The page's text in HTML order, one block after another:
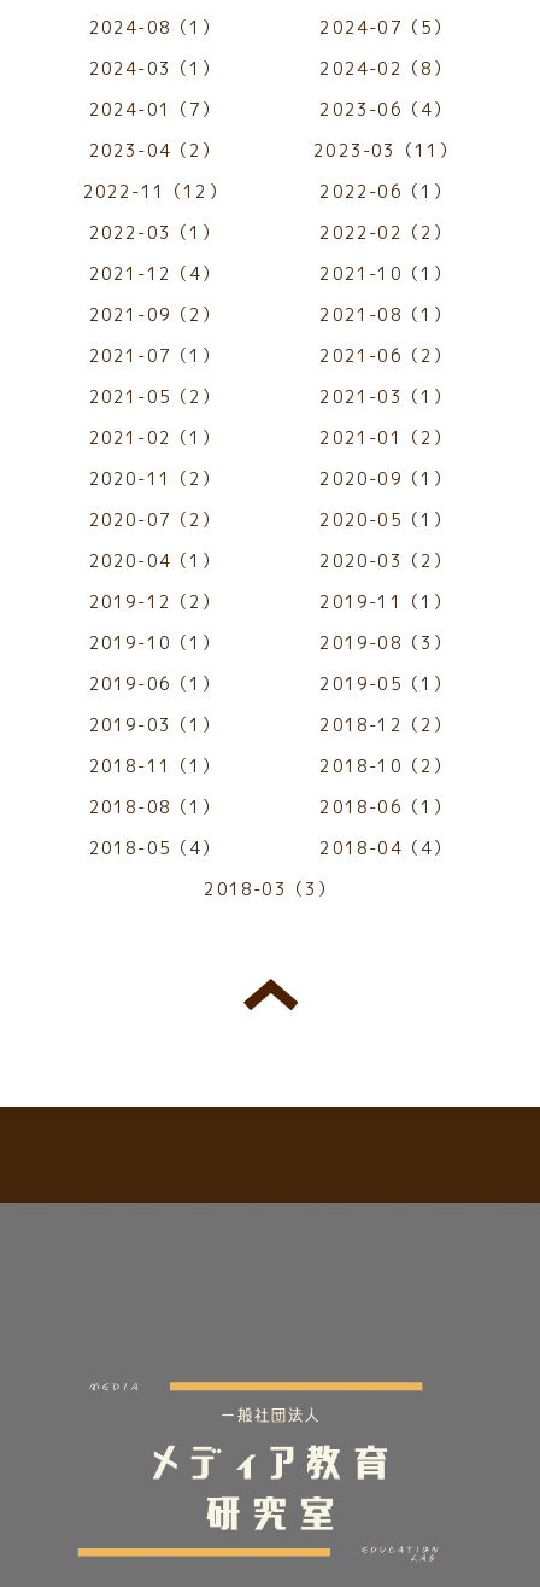
2024-08（1）
2024-07（5）
2024-03（1）
2024-02（8）
2024-01（7）
2023-06（4）
2023-04（2）
2023-03（11）
2022-11（12）
2022-06（1）
2022-03（1）
2022-02（2）
2021-12（4）
2021-10（1）
2021-09（2）
2021-08（1）
2021-07（1）
2021-06（2）
2021-05（2）
2021-03（1）
2021-02（1）
2021-01（2）
2020-11（2）
2020-09（1）
2020-07（2）
2020-05（1）
2020-04（1）
2020-03（2）
2019-12（2）
2019-11（1）
2019-10（1）
2019-08（3）
2019-06（1）
2019-05（1）
2019-03（1）
2018-12（2）
2018-11（1）
2018-10（2）
2018-08（1）
2018-06（1）
2018-05（4）
2018-04（4）
2018-03（3）